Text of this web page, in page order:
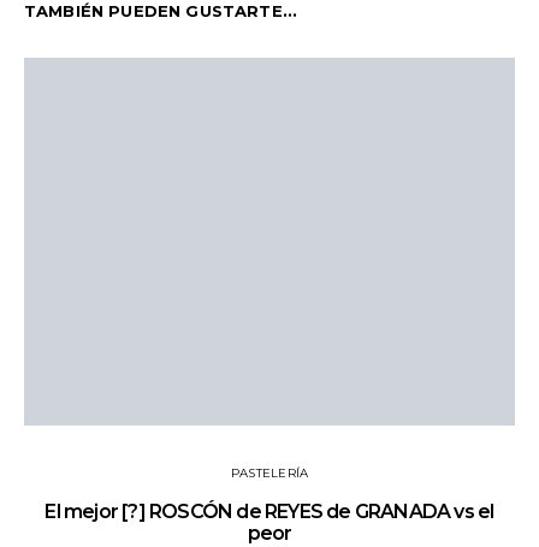
TAMBIÉN PUEDEN GUSTARTE...
PASTELERÍA
El mejor [?] ROSCÓN de REYES de GRANADA vs el
peor